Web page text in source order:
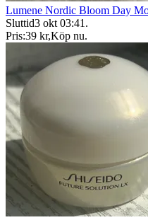
Lumene Nordic Bloom Day
Sluttid3 okt 03:41 .
Pris:39 kr,Köp nu.